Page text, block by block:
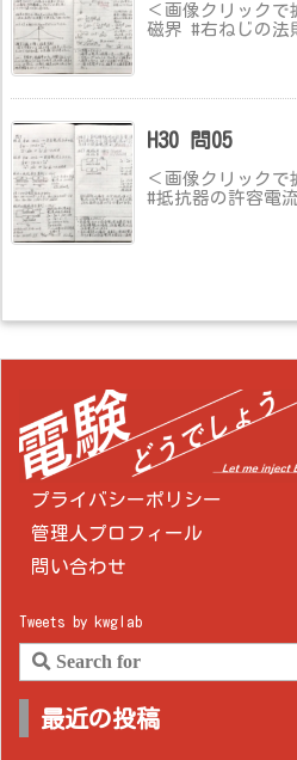
＜画像クリック
磁界 #右ねじの法
H30 問05
＜画像クリックで
#抵抗器の許容電流
プライバシーポリシー
管理人プロフィール
問い合わせ
Tweets by kwglab
最近の投稿